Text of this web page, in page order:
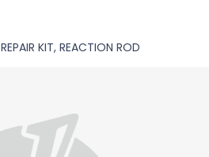
REPAIR KIT, REACTION ROD